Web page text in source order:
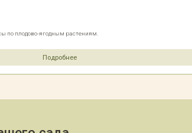
по плодово-ягодным растениям.
Подробнее